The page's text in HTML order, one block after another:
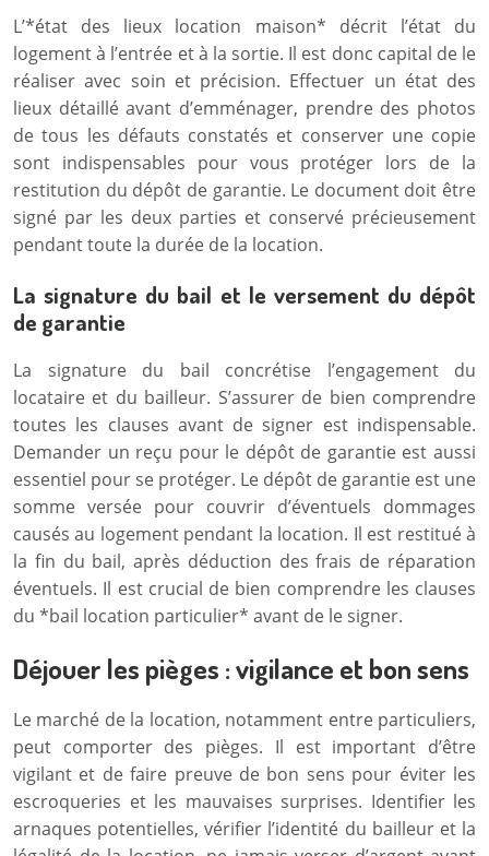
L’*état des lieux location maison* décrit l’état du
logement à l’entrée et à la sortie. Il est donc capital de le
réaliser avec soin et précision. Effectuer un état des
lieux détaillé avant d’emménager, prendre des photos
de tous les défauts constatés et conserver une copie
sont indispensables pour vous protéger lors de la
restitution du dépôt de garantie. Le document doit être
signé par les deux parties et conservé précieusement
pendant toute la durée de la location.
La signature du bail et le versement du dépôt
de garantie
La signature du bail concrétise l’engagement du
locataire et du bailleur. S’assurer de bien comprendre
toutes les clauses avant de signer est indispensable.
Demander un reçu pour le dépôt de garantie est aussi
essentiel pour se protéger. Le dépôt de garantie est une
somme versée pour couvrir d’éventuels dommages
causés au logement pendant la location. Il est restitué à
la fin du bail, après déduction des frais de réparation
éventuels. Il est crucial de bien comprendre les clauses
du *bail location particulier* avant de le signer.
Déjouer les pièges : vigilance et bon sens
Le marché de la location, notamment entre particuliers,
peut comporter des pièges. Il est important d’être
vigilant et de faire preuve de bon sens pour éviter les
escroqueries et les mauvaises surprises. Identifier les
arnaques potentielles, vérifier l’identité du bailleur et la